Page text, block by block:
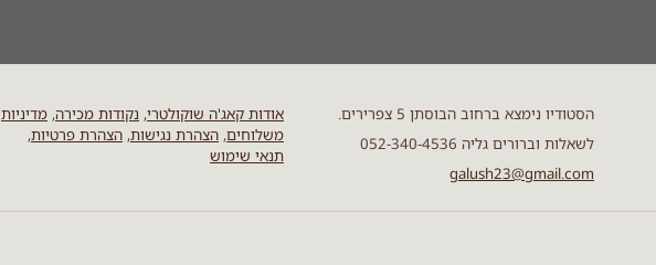
הסטודיו נימצא ברחוב הבוסתן 5 צפרירים.
לשאלות וברורים גליה 052-340-4536
galush23@gmail.com
אודות קאג'ה שוקולטרי, נקודות מכירה, מדיניות
משלוחים, הצהרת נגישות, הצהרת פרטיות,
תנאי שימוש